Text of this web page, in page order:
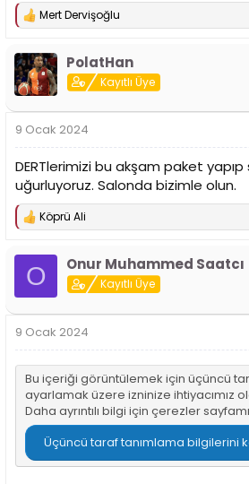
T
k
i
l
Mert Dervişoğlu
PolatHan
Kayıtlı Üye
9 Ocak 2024
DERTlerimizi bu akşam paket
uğurluyoruz. Salonda bizimle olun.
T
p
l
Köprü Ali
O Onur Muhammed Saatcı
Kayıtlı Üye
9 Ocak 2024
Bu içeriği görüntülemek için üçüncü
ayarlamak üzere izninize ihtiyacımız
Daha ayrıntılı bilgi için çerezler
Üçüncü taraf tanımlama bilgilerini